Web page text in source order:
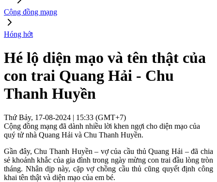
Cộng đồng mạng
Hóng hớt
Hé lộ diện mạo và tên thật của
con trai Quang Hải - Chu
Thanh Huyền
Thứ Bảy, 17-08-2024 | 15:33 (GMT+7)
Cộng đồng mạng đã dành nhiều lời khen ngợi cho diện mạo của
quý tử nhà Quang Hải và Chu Thanh Huyền.
Gần đây, Chu Thanh Huyền – vợ của cầu thủ Quang Hải – đã chia
sẻ khoảnh khắc của gia đình trong ngày mừng con trai đầu lòng tròn
tháng. Nhân dịp này, cặp vợ chồng cầu thủ cũng quyết định công
khai tên thật và diện mạo của em bé.